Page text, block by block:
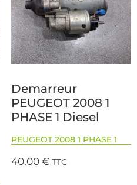
Demarreur
PEUGEOT 2008 1
PHASE 1 Diesel
PEUGEOT 2008 1 PHASE 1
40,00€ TTC